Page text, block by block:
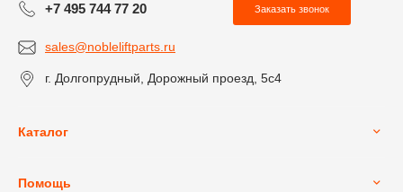
+7 495 744 77 20 Заказать звонок
sales@nobleliftparts.ru
г. Долгопрудный, Дорожный проезд, 5с4
Каталог
Помощь